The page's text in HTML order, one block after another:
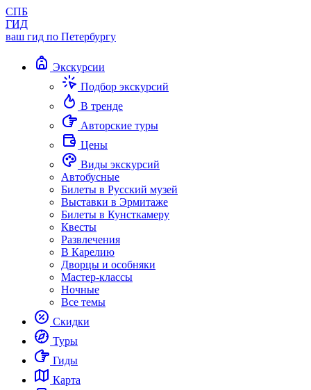
СПБ
ГИД
ваш гид по Петербургу
Экскурсии
Подбор экскурсий
В тренде
Авторские туры
Цены
Виды экскурсий
Автобусные
Билеты в Русский музей
Выставки в Эрмитаже
Билеты в Кунсткамеру
Квесты
Развлечения
В Карелию
Дворцы и особняки
Мастер-классы
Ночные
Все темы
Скидки
Туры
Гиды
Карта